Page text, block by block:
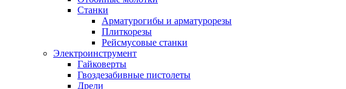
Станки
Арматурогибы и арматурорезы
Плиткорезы
Рейсмусовые станки
Электроинструмент
Гайковерты
Гвоздезабивные пистолеты
Дрели